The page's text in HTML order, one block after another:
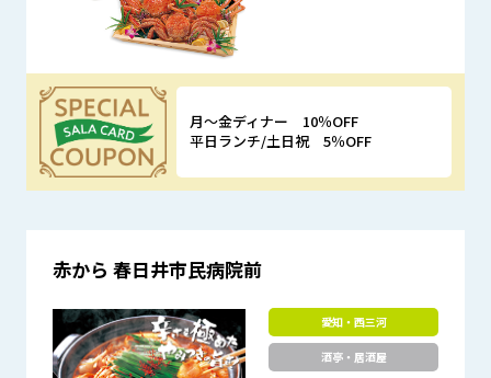
優待特典
月～金ディナー 10％OFF
平日ランチ/土日祝 5％OFF
赤から 春日井市民病院前
愛知・西三河
酒亭・居酒屋